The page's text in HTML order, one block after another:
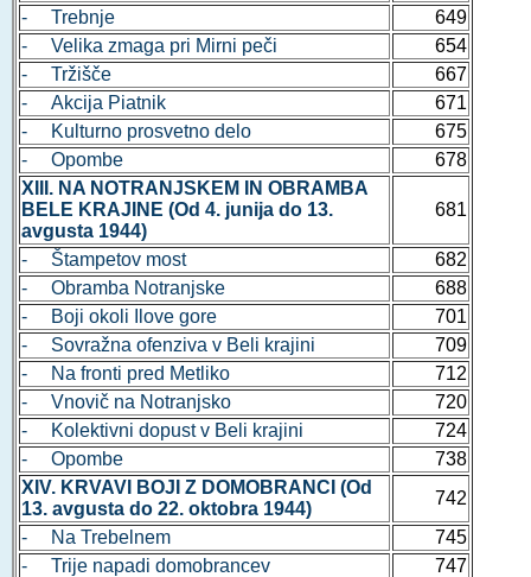
- Trebnje
649
- Velika zmaga pri Mirni peči
654
- Tržišče
667
- Akcija Piatnik
671
- Kulturno prosvetno delo
675
- Opombe
678
XIII. NA NOTRANJSKEM IN OBRAMBA
BELE KRAJINE (Od 4. junija do 13.
avgusta 1944)
681
- Štampetov most
682
- Obramba Notranjske
688
- Boji okoli Ilove gore
701
- Sovražna ofenziva v Beli krajini
709
- Na fronti pred Metliko
712
- Vnovič na Notranjsko
720
- Kolektivni dopust v Beli krajini
724
- Opombe
738
XIV. KRVAVI BOJI Z DOMOBRANCI (Od
13. avgusta do 22. oktobra 1944)
742
- Na Trebelnem
745
- Trije napadi domobrancev
747